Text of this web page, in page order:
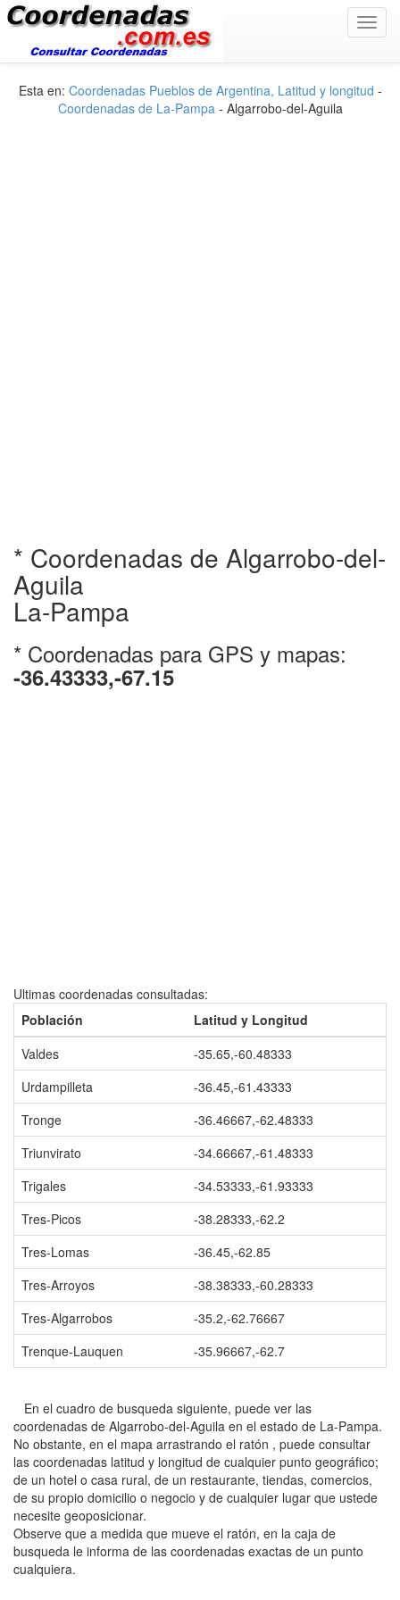
Esta en: Coordenadas Pueblos de Argentina, Latitud y longitud -
Coordenadas de La-Pampa- Algarrobo-del-Aguila
* Coordenadas de Algarrobo-del-
Aguila
La-Pampa
* Coordenadas para GPS y mapas:
-36.43333,-67.15
Ultimas coordenadas consultadas:
Población
Latitud y Longitud
Valdes
-35.65,-60.48333
Urdampilleta
-36.45,-61.43333
Tronge
-36.46667,-62.48333
Triunvirato
-34.66667,-61.48333
Trigales
-34.53333,-61.93333
Tres-Picos
-38.28333,-62.2
Tres-Lomas
-36.45,-62.85
Tres-Arroyos
-38.38333,-60.28333
Tres-Algarrobos
-35.2,-62.76667
Trenque-Lauquen
-35.96667,-62.7
En el cuadro de busqueda siguiente, puede ver las
coordenadas de Algarrobo-del-Aguila en el estado de La-Pampa.
No obstante, en el mapa arrastrando el ratón , puede consultar
las coordenadas latitud y longitud de cualquier punto geográfico;
de un hotel o casa rural, de un restaurante, tiendas, comercios,
de su propio domicilio o negocio y de cualquier lugar que ustede
necesite geoposicionar.
Observe que a medida que mueve el ratón, en la caja de
busqueda le informa de las coordenadas exactas de un punto
cualquiera.